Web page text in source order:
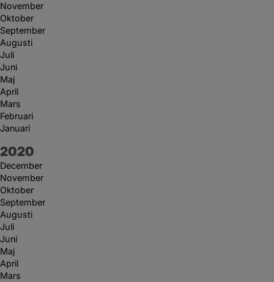
November
Oktober
September
Augusti
Juli
Juni
Maj
April
Mars
Februari
Januari
År:
2020
December
November
Oktober
September
Augusti
Juli
Juni
Maj
April
Mars